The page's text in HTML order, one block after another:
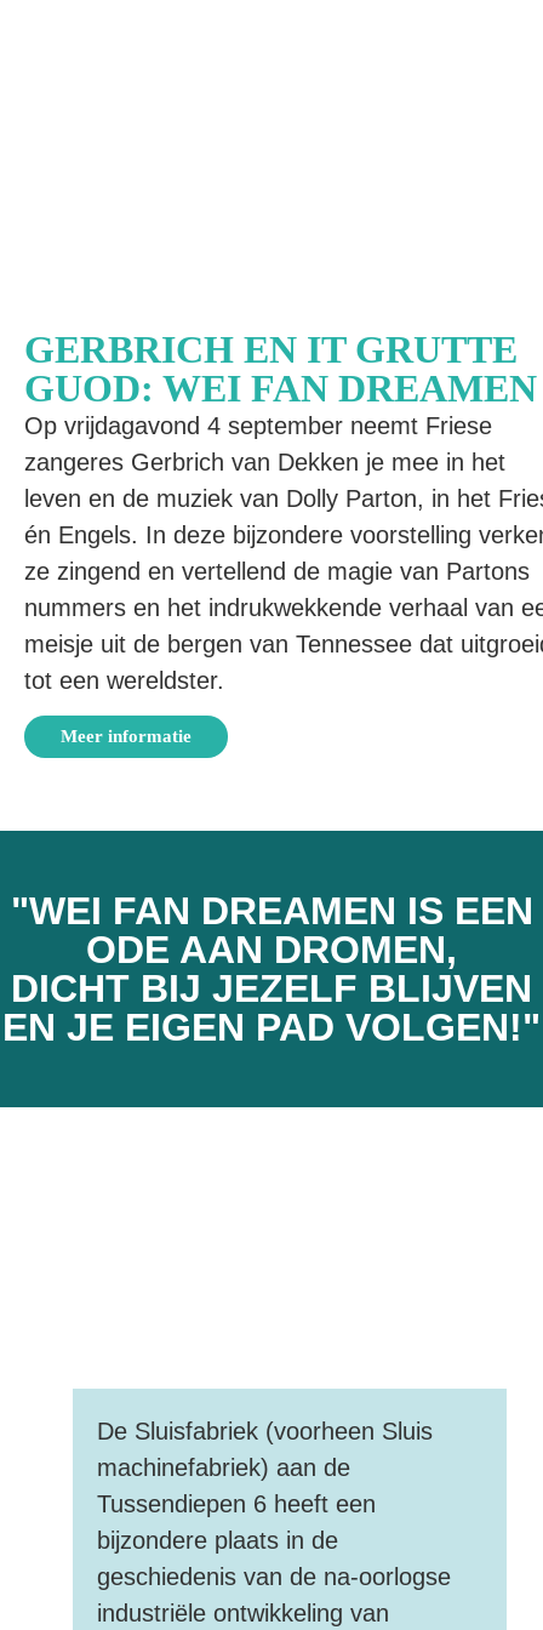
GERBRICH EN IT GRUTTE
GUOD: WEI FAN DREAMEN
Op vrijdagavond 4 september neemt Friese
zangeres Gerbrich van Dekken je mee in het
leven en de muziek van Dolly Parton, in het
én Engels. In deze bijzondere voorstelling
ze zingend en vertellend de magie van Partons
nummers en het indrukwekkende verhaal van
meisje uit de bergen van Tennessee dat
tot een wereldster.
Meer informatie
"WEI FAN DREAMEN IS EEN
ODE AAN DROMEN,
DICHT BIJ JEZELF BLIJVEN
EN JE EIGEN PAD VOLGEN!"
De Sluisfabriek (voorheen Sluis
machinefabriek) aan de
Tussendiepen 6 heeft een
bijzondere plaats in de
geschiedenis van de na-oorlogse
industriële ontwikkeling van